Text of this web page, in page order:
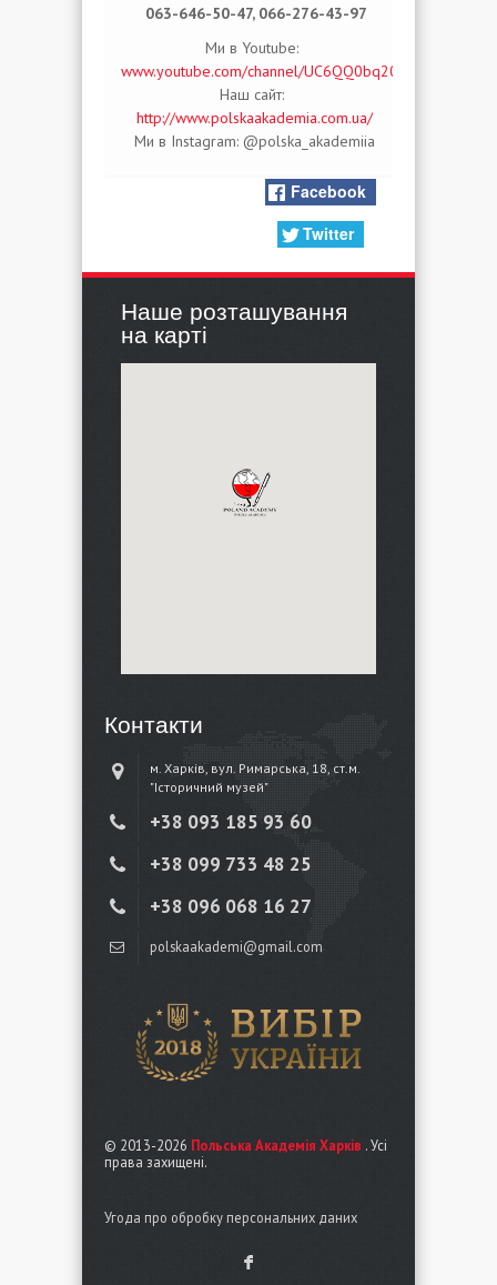
063-646-50-47, 066-276-43-97
Ми в Youtube:
www.youtube.com/channel/
Наш сайт:
http://www.polskaakademia.com.ua/
Ми в Instagram: @polska_akademiia
Facebook
Twitter
Наше розташування
на карті
Контакти
м. Харків, вул. Римарська, 18, ст.м.
"Історичний музей"
+38 ‎093 185 93 60
+38 ‎099 733 48 25
+38 096 068 16 27
polskaakademi@gmail.com
© 2013-2026 Польська Академія Харків . Усі
права захищені.
Угода про обробку персональних даних
F